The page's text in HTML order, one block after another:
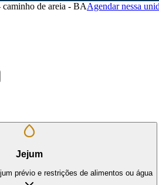
caminho de areia - BAAgendar nessa
Jejum
prévio e restrições de alimentos ou água